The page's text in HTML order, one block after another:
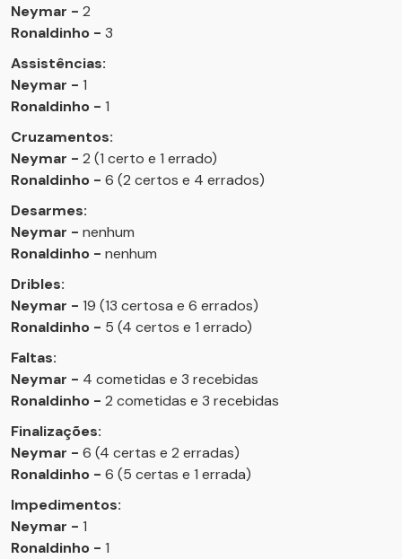
Neymar - 2
Ronaldinho - 3
Assistências:
Neymar - 1
Ronaldinho - 1
Cruzamentos:
Neymar - 2 (1 certo e 1 errado)
Ronaldinho - 6 (2 certos e 4 errados)
Desarmes:
Neymar - nenhum
Ronaldinho - nenhum
Dribles:
Neymar - 19 (13 certosa e 6 errados)
Ronaldinho - 5 (4 certos e 1 errado)
Faltas:
Neymar - 4 cometidas e 3 recebidas
Ronaldinho - 2 cometidas e 3 recebidas
Finalizações:
Neymar - 6 (4 certas e 2 erradas)
Ronaldinho - 6 (5 certas e 1 errada)
Impedimentos:
Neymar - 1
Ronaldinho - 1